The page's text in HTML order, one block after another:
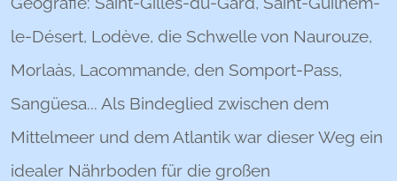
le-Désert, Lodève, die Schwelle von Naurouze,
Morlaàs, Lacommande, den Somport-Pass,
Sangüesa... Als Bindeglied zwischen dem
Mittelmeer und dem Atlantik war dieser Weg ein
idealer Nährboden für die großen